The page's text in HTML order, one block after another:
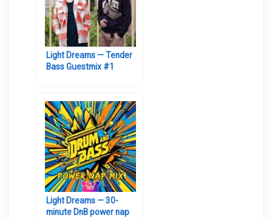
Light Dreams — Tender
Bass Guestmix #1
Light Dreams — 30-
minute DnB power nap